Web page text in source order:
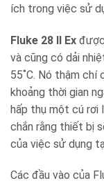
ích trong việc sử
Fluke 28 II Ex
và cũng có dải
55˚C. Nó thậm
khoảng thời gian
hấp thụ một cú rơi
chắn rằng thiết bị
của việc sử dụng
Các đầu vào của